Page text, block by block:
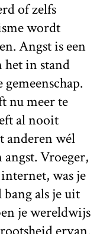
of zelfs
wordt
Angst is een
het in stand
nu meer te
al nooit
anderen wél
Vroeger,
was je
als je uit
je wereldwijs